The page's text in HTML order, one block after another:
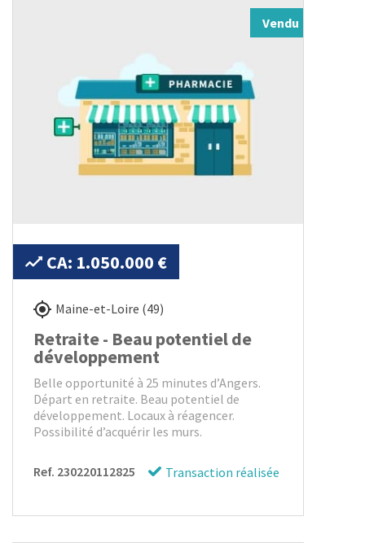
Vendu
CA: 1.050.000 €
Maine-et-Loire (49)
Retraite - Beau potentiel de
développement
Belle opportunité à 25 minutes d’Angers.
Départ en retraite. Beau potentiel de
développement. Locaux à réagencer.
Possibilité d’acquérir les murs.
Ref. 230220112825 Transaction réalisée